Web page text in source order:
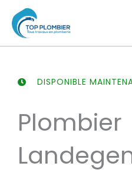
contenu
DISPONIBLE
Plombier